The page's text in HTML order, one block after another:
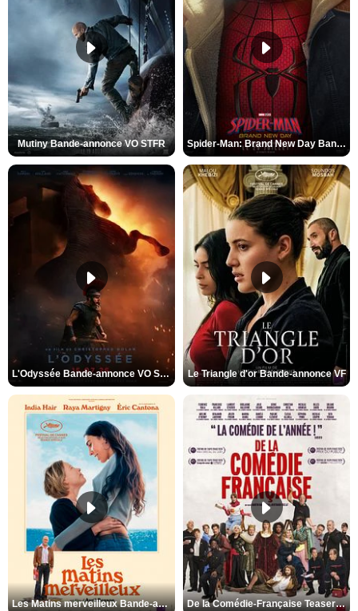
Mutiny Bande-annonce VO STFR Spider-Man: Brand New Day Bande-annonce VO STFR
L'Odyssée Bande-annonce VO STFR Le Triangle d'or Bande-annonce VF
Les Matins merveilleux Bande-annonce VF De la Comédie-Française Teaser VF